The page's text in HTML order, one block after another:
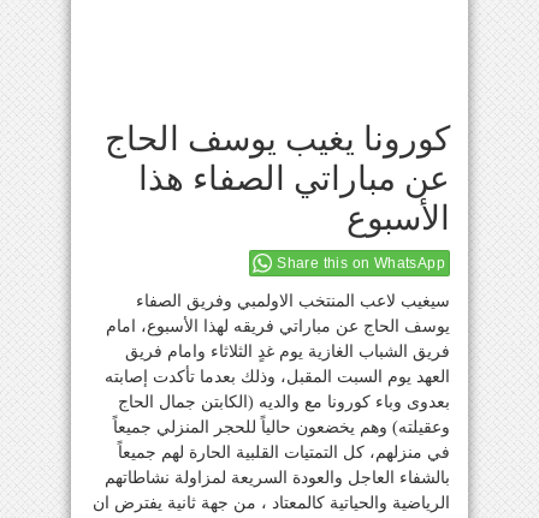
كورونا يغيب يوسف الحاج
عن مباراتي الصفاء هذا
الأسبوع
Share this on WhatsApp
سيغيب لاعب المنتخب الاولمبي وفريق الصفاء
يوسف الحاج عن مباراتي فريقه لهذا الأسبوع، امام
فريق الشباب الغازية يوم غدٍ الثلاثاء وامام فريق
العهد يوم السبت المقبل، وذلك بعدما تأكدت إصابته
بعدوى وباء كورونا مع والديه (الكابتن جمال الحاج
وعقيلته) وهم يخضعون حالياً للحجر المنزلي جميعاً
في منزلهم، كل التمتيات القلبية الحارة لهم جميعاً
بالشفاء العاجل والعودة السريعة لمزاولة نشاطاتهم
الرياضية والحياتية كالمعتاد ، من جهة ثانية يفترض ان